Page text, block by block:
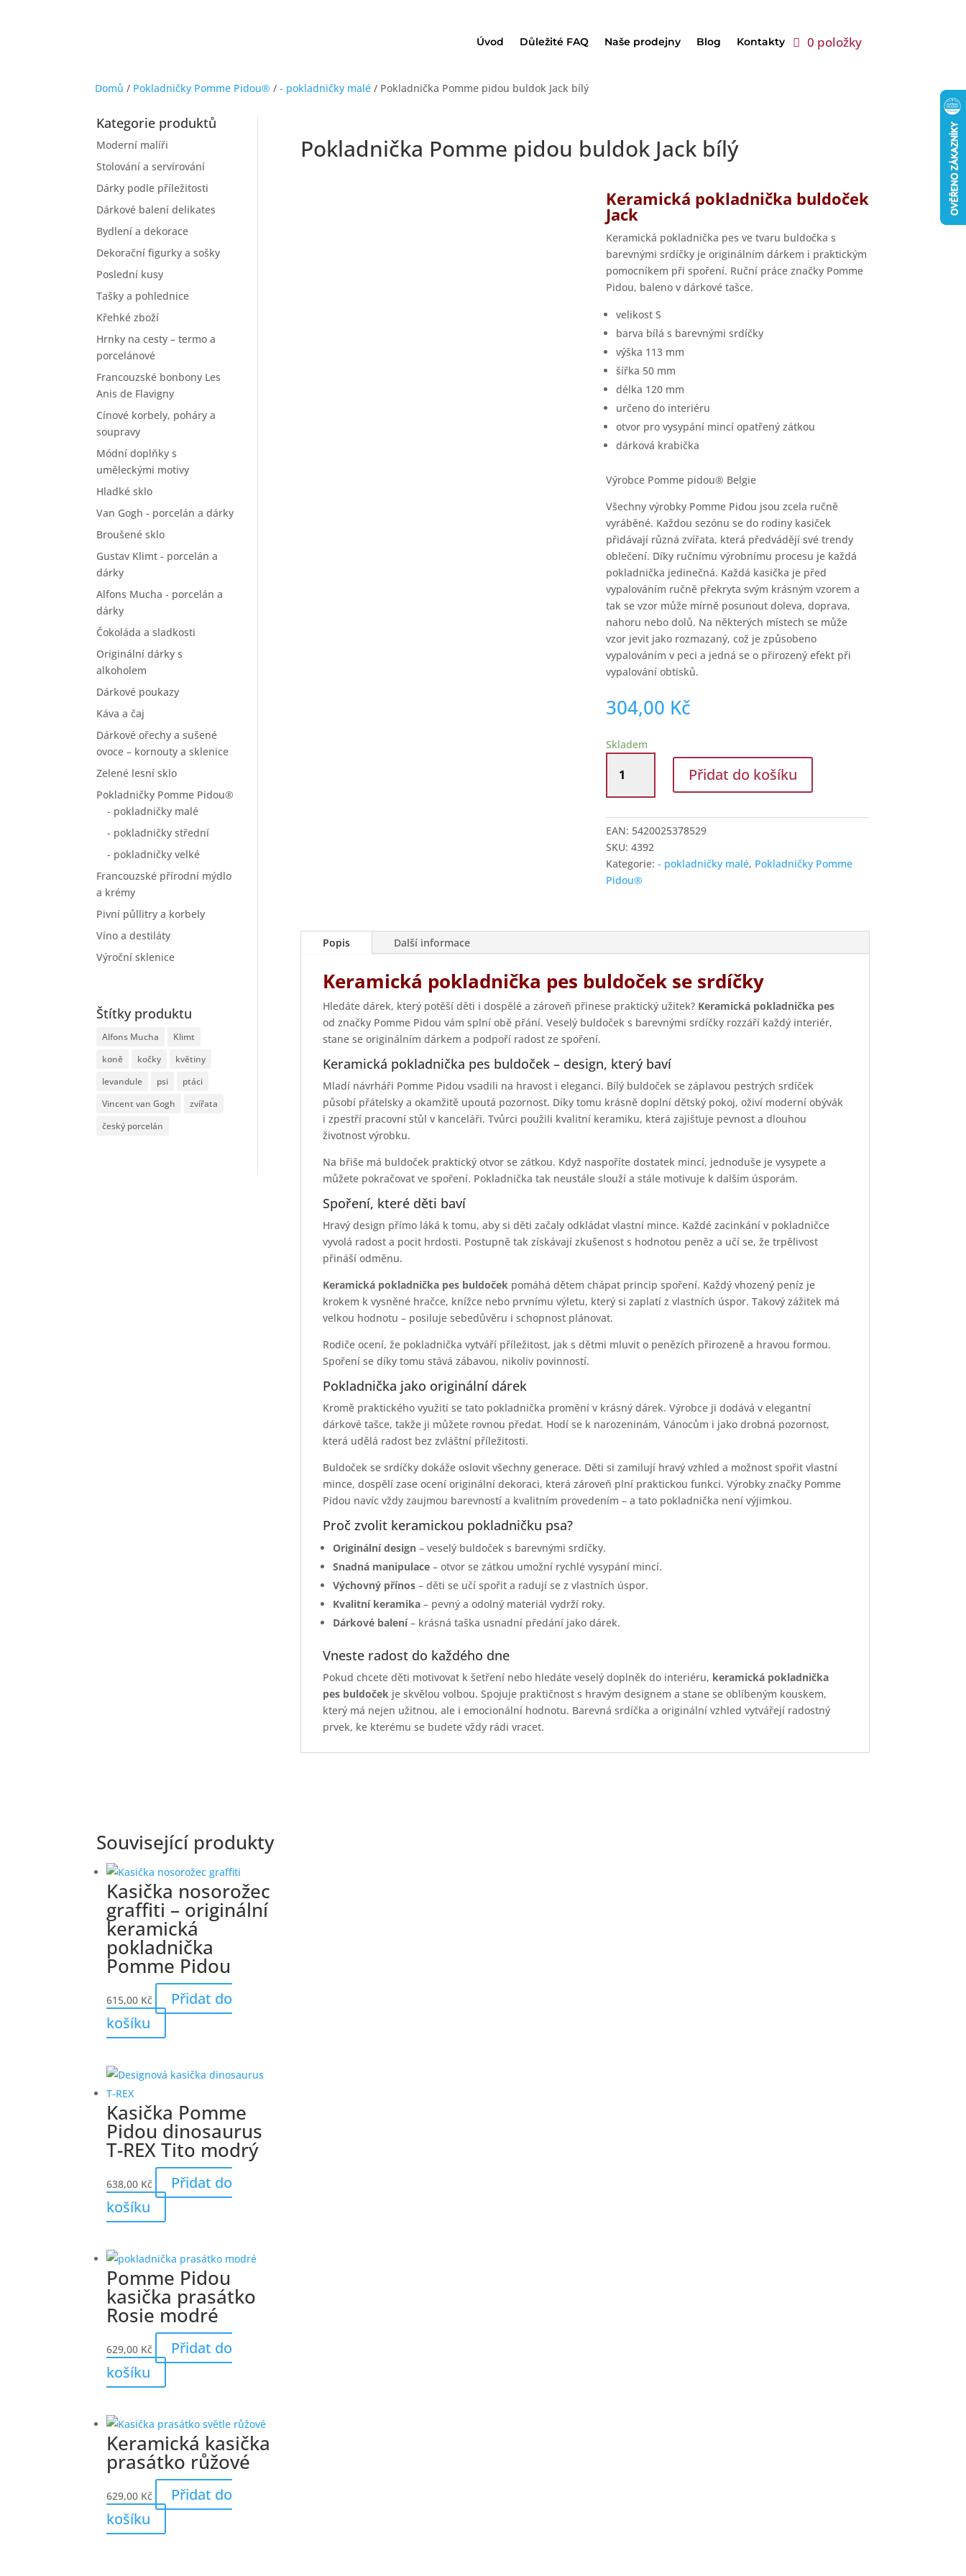
Úvod Důležité FAQ Naše prodejny Blog Kontakty 0 položky
Domů / Pokladničky Pomme Pidou® / - pokladničky malé / Pokladnička Pomme pidou buldok Jack bílý
Kategorie produktů
Moderní malíři
Stolování a servírování
Dárky podle příležitosti
Dárkové balení delikates
Bydlení a dekorace
Dekorační figurky a sošky
Poslední kusy
Tašky a pohlednice
Křehké zboží
Hrnky na cesty – termo a
porcelánové
Francouzské bonbony Les
Anis de Flavigny
Cínové korbely, poháry a
soupravy
Módní doplňky s
uměleckými motivy
Hladké sklo
Van Gogh - porcelán a dárky
Broušené sklo
Gustav Klimt - porcelán a
dárky
Alfons Mucha - porcelán a
dárky
Čokoláda a sladkosti
Originální dárky s
alkoholem
Dárkové poukazy
Káva a čaj
Dárkové ořechy a sušené
ovoce – kornouty a sklenice
Zelené lesní sklo
Pokladničky Pomme Pidou®
- pokladničky malé
- pokladničky střední
- pokladničky velké
Francouzské přírodní mýdlo
a krémy
Pivní půllitry a korbely
Víno a destiláty
Výroční sklenice
Štítky produktu
Alfons Mucha
Klimt
koně
kočky
květiny
levandule
psi
ptáci
Vincent van Gogh
zvířata
český porcelán
Pokladnička Pomme pidou buldok Jack bílý
Keramická pokladnička buldoček
Jack
Keramická pokladnička pes ve tvaru buldočka s
barevnými srdíčky je originálním dárkem i praktickým
pomocníkem při spoření. Ruční práce značky Pomme
Pidou, baleno v dárkové tašce.
velikost S
barva bílá s barevnými srdíčky
výška 113 mm
šířka 50 mm
délka 120 mm
určeno do interiéru
otvor pro vysypání mincí opatřený zátkou
dárková krabička
Výrobce Pomme pidou® Belgie
Všechny výrobky Pomme Pidou jsou zcela ručně
vyráběné. Každou sezónu se do rodiny kasiček
přidávají různá zvířata, která předvádějí své trendy
oblečení. Díky ručnímu výrobnímu procesu je každá
pokladnička jedinečná. Každá kasička je před
vypalováním ručně překryta svým krásným vzorem a
tak se vzor může mírně posunout doleva, doprava,
nahoru nebo dolů. Na některých místech se může
vzor jevit jako rozmazaný, což je způsobeno
vypalováním v peci a jedná se o přirozený efekt při
vypalování obtisků.
304,00 Kč
Skladem
Pomme
pidou
Jack
bílý
množství
Přidat do košíku
EAN: 5420025378529
SKU:4392
Kategorie:- pokladničky malé, Pokladničky Pomme
Pidou®
Popis Další informace
Keramická pokladnička pes buldoček se srdíčky
Hledáte dárek, který potěší děti i dospělé a zároveň přinese praktický užitek? Keramická pokladnička pes
od značky Pomme Pidou vám splní obě přání. Veselý buldoček s barevnými srdíčky rozzáří každý interiér,
stane se originálním dárkem a podpoří radost ze spoření.
Keramická pokladnička pes buldoček – design, který baví
Mladí návrháři Pomme Pidou vsadili na hravost i eleganci. Bílý buldoček se záplavou pestrých srdíček
působí přátelsky a okamžitě upoutá pozornost. Díky tomu krásně doplní dětský pokoj, oživí moderní obývák
i zpestří pracovní stůl v kanceláři. Tvůrci použili kvalitní keramiku, která zajišťuje pevnost a dlouhou
životnost výrobku.
Na břiše má buldoček praktický otvor se zátkou. Když naspoříte dostatek mincí, jednoduše je vysypete a
můžete pokračovat ve spoření. Pokladnička tak neustále slouží a stále motivuje k dalším úsporám.
Spoření, které děti baví
Hravý design přímo láká k tomu, aby si děti začaly odkládat vlastní mince. Každé zacinkání v pokladničce
vyvolá radost a pocit hrdosti. Postupně tak získávají zkušenost s hodnotou peněz a učí se, že trpělivost
přináší odměnu.
Keramická pokladnička pes buldočekpomáhá dětem chápat princip spoření. Každý vhozený peníz je
krokem k vysněné hračce, knížce nebo prvnímu výletu, který si zaplatí z vlastních úspor. Takový zážitek má
velkou hodnotu – posiluje sebedůvěru i schopnost plánovat.
Rodiče ocení, že pokladnička vytváří příležitost, jak s dětmi mluvit o penězích přirozeně a hravou formou.
Spoření se díky tomu stává zábavou, nikoliv povinností.
Pokladnička jako originální dárek
Kromě praktického využití se tato pokladnička promění v krásný dárek. Výrobce ji dodává v elegantní
dárkové tašce, takže ji můžete rovnou předat. Hodí se k narozeninám, Vánocům i jako drobná pozornost,
která udělá radost bez zvláštní příležitosti.
Buldoček se srdíčky dokáže oslovit všechny generace. Děti si zamilují hravý vzhled a možnost spořit vlastní
mince, dospělí zase ocení originální dekoraci, která zároveň plní praktickou funkci. Výrobky značky Pomme
Pidou navíc vždy zaujmou barevností a kvalitním provedením – a tato pokladnička není výjimkou.
Proč zvolit keramickou pokladničku psa?
Originální design– veselý buldoček s barevnými srdíčky.
Snadná manipulace– otvor se zátkou umožní rychlé vysypání mincí.
Výchovný přínos– děti se učí spořit a radují se z vlastních úspor.
Kvalitní keramika– pevný a odolný materiál vydrží roky.
Dárkové balení– krásná taška usnadní předání jako dárek.
Vneste radost do každého dne
Pokud chcete děti motivovat k šetření nebo hledáte veselý doplněk do interiéru, keramická pokladnička
pes buldočekje skvělou volbou. Spojuje praktičnost s hravým designem a stane se oblíbeným kouskem,
který má nejen užitnou, ale i emocionální hodnotu. Barevná srdíčka a originální vzhled vytvářejí radostný
prvek, ke kterému se budete vždy rádi vracet.
Související produkty
Kasička nosorožec
graffiti – originální
keramická
pokladnička
Pomme Pidou
615,00 Kč
Přidat do
košíku
Kasička Pomme
Pidou dinosaurus
T-REX Tito modrý
638,00 Kč
Přidat do
košíku
Pomme Pidou
kasička prasátko
Rosie modré
629,00 Kč
Přidat do
košíku
Keramická kasička
prasátko růžové
629,00 Kč
Přidat do
košíku